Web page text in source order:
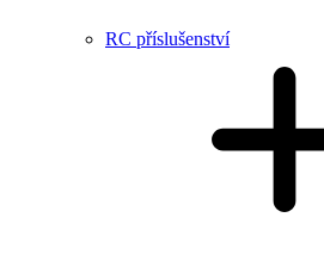
RC příslušenství